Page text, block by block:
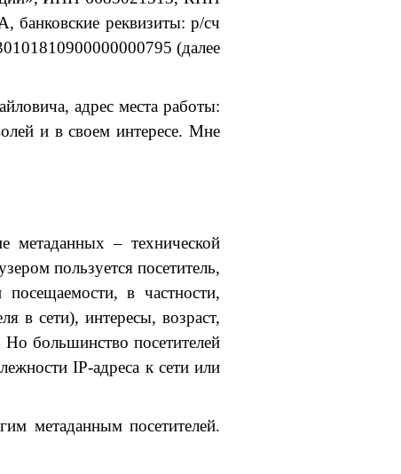
реквизиты: р/сч
(далее
адрес места работы:
и в своем интересе. Мне
метаданных – технической
пользуется посетитель,
в частности,
в сети), интересы, возраст,
Но большинство посетителей
IP-адреса к сети или
метаданным посетителей.